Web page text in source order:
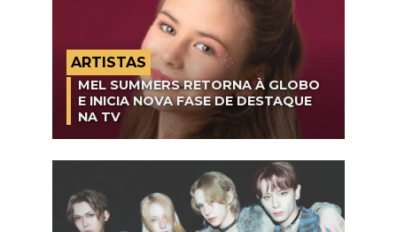
ARTISTAS
MEL SUMMERS RETORNA À GLOBO
E INICIA NOVA FASE DE DESTAQUE
NA TV